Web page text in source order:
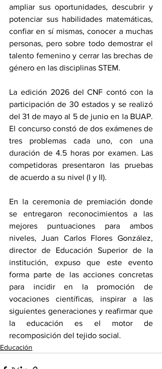
ampliar sus oportunidades, descubrir y
potenciar sus habilidades matemáticas,
confiar en sí mismas, conocer a muchas
personas, pero sobre todo demostrar el
talento femenino y cerrar las brechas de
género en las disciplinas STEM.
La edición 2026 del CNF contó con la
participación de 30 estados y se realizó
del 31 de mayo al 5 de junio en la BUAP.
El concurso constó de dos exámenes de
tres problemas cada uno, con una
duración de 4.5 horas por examen. Las
competidoras presentaron las pruebas
de acuerdo a su nivel (I y II).
En la ceremonia de premiación donde
se entregaron reconocimientos a las
mejores puntuaciones para ambos
niveles, Juan Carlos Flores González,
director de Educación Superior de la
institución, expuso que este evento
forma parte de las acciones concretas
para incidir en la promoción de
vocaciones científicas, inspirar a las
siguientes generaciones y reafirmar que
la educación es el motor de
recomposición del tejido social.
Educación